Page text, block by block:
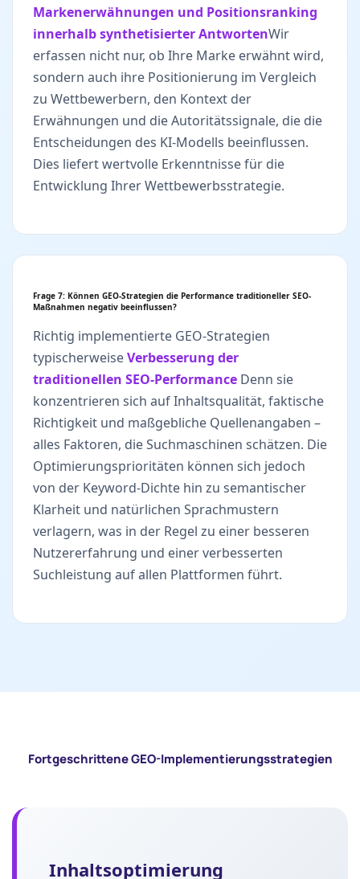
Markenerwähnungen und Positionsranking
innerhalb synthetisierter AntwortenWir
erfassen nicht nur, ob Ihre Marke erwähnt wird,
sondern auch ihre Positionierung im Vergleich
zu Wettbewerbern, den Kontext der
Erwähnungen und die Autoritätssignale, die die
Entscheidungen des KI-Modells beeinflussen.
Dies liefert wertvolle Erkenntnisse für die
Entwicklung Ihrer Wettbewerbsstrategie.
Frage 7: Können GEO-Strategien die Performance traditioneller SEO-
Maßnahmen negativ beeinflussen?
Richtig implementierte GEO-Strategien
typischerweiseVerbesserung der
traditionellen SEO-Performance Denn sie
konzentrieren sich auf Inhaltsqualität, faktische
Richtigkeit und maßgebliche Quellenangaben –
alles Faktoren, die Suchmaschinen schätzen. Die
Optimierungsprioritäten können sich jedoch
von der Keyword-Dichte hin zu semantischer
Klarheit und natürlichen Sprachmustern
verlagern, was in der Regel zu einer besseren
Nutzererfahrung und einer verbesserten
Suchleistung auf allen Plattformen führt.
Fortgeschrittene GEO-Implementierungsstrategien
Inhaltsoptimierung